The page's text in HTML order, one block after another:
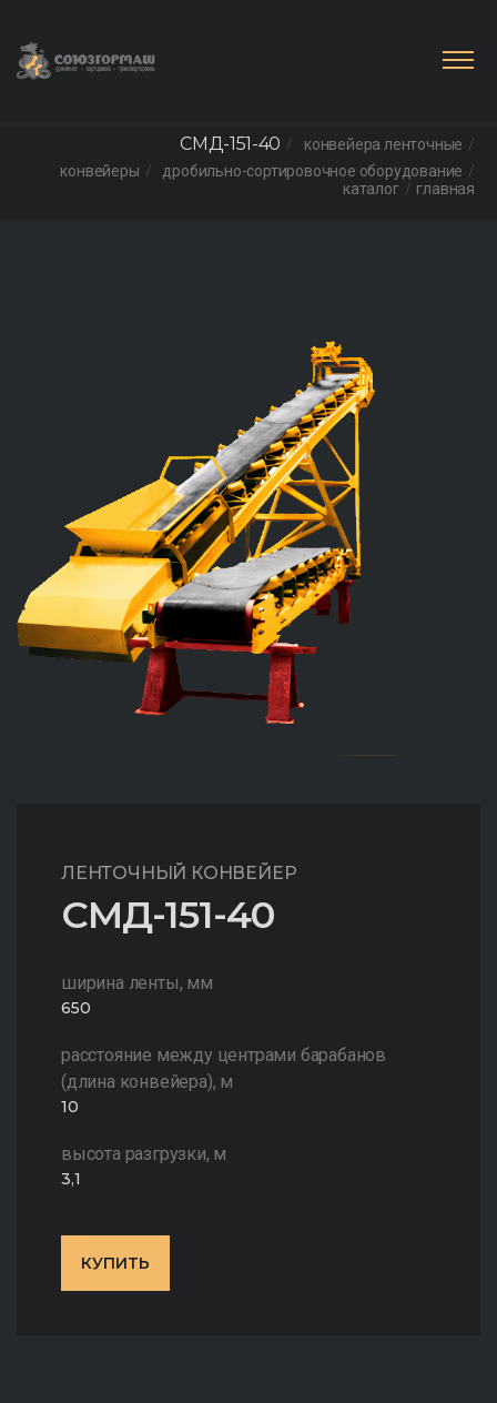
главная
каталог
дробильно-сортировочное оборудование
конвейеры
конвейера ленточные
СМД-151-40
ЛЕНТОЧНЫЙ КОНВЕЙЕР
СМД-151-40
ширина ленты, мм
650
расстояние между центрами барабанов
(длина конвейера), м
10
высота разгрузки, м
3,1
КУПИТЬ